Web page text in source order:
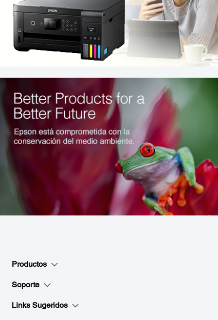
Productos
Soporte
Links Sugeridos